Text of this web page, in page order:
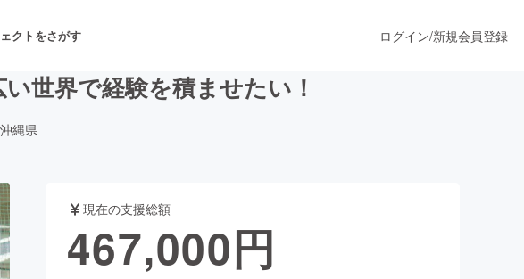
クトをさがす
・パフォーマンス
ド・飲食店 ファッション
ログイン/新規会員登録
世界で経験を積ませたい！
沖縄県
現在の支援総額
467,000円